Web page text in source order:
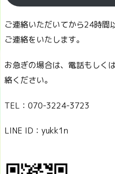
ご連絡いただいてから24時間
ご連絡をいたします。
お急ぎの場合は、電話もしく
絡ください。
TEL：070-3224-3723
LINE ID：yukk1n